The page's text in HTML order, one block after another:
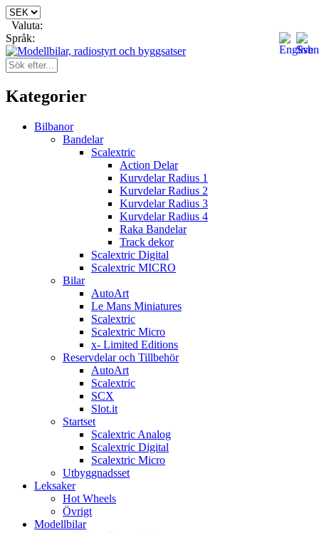
Valuta:
Språk:
Kategorier
Bilbanor
Bandelar
Scalextric
Action Delar
Kurvdelar Radius 1
Kurvdelar Radius 2
Kurvdelar Radius 3
Kurvdelar Radius 4
Raka Bandelar
Track dekor
Scalextric Digital
Scalextric MICRO
Bilar
AutoArt
Le Mans Miniatures
Scalextric
Scalextric Micro
x- Limited Editions
Reservdelar och Tillbehör
AutoArt
Scalextric
SCX
Slot.it
Startset
Scalextric Analog
Scalextric Digital
Scalextric Micro
Utbyggnadsset
Leksaker
Hot Wheels
Övrigt
Modellbilar